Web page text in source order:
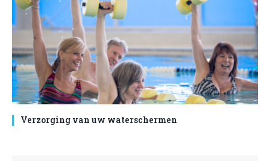
Verzorging van uw waterschermen